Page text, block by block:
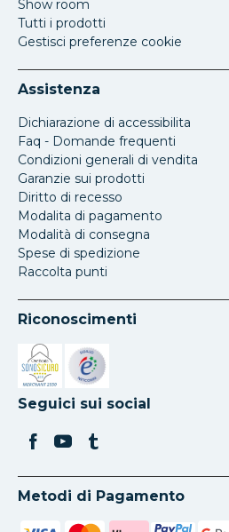
Show room
Tutti i prodotti
Gestisci preferenze cookie
Assistenza
Dichiarazione di accessibilita
Faq - Domande frequenti
Condizioni generali di vendita
Garanzie sui prodotti
Diritto di recesso
Modalita di pagamento
Modalità di consegna
Spese di spedizione
Raccolta punti
Riconoscimenti
Si apre in una nuova scheda
Si apre in una nuova scheda
Seguici sui social
Metodi di Pagamento